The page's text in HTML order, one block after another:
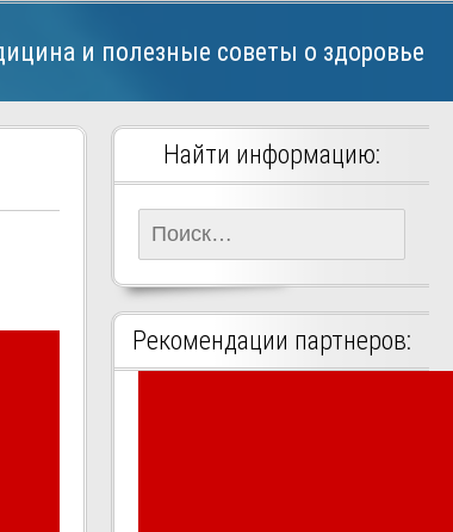
и полезные советы о здоровье
Найти информацию:
Рекомендации партнеров: